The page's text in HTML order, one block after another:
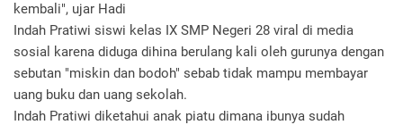
kembali", ujar Hadi
Indah Pratiwi siswi kelas IX SMP Negeri 28 viral di media
sosial karena diduga dihina berulang kali oleh gurunya dengan
sebutan "miskin dan bodoh" sebab tidak mampu membayar
uang buku dan uang sekolah.
Indah Pratiwi diketahui anak piatu dimana ibunya sudah